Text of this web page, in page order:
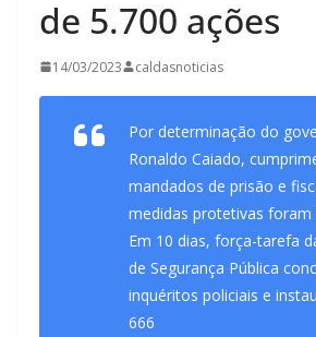
de 5.700 ações
14/03/2023 caldasnoticias
Por determinação do
Ronaldo Caiado,
mandados de prisão e
medidas protetivas foram
Em 10 dias, força-tarefa
de Segurança Pública
inquéritos policiais e
666